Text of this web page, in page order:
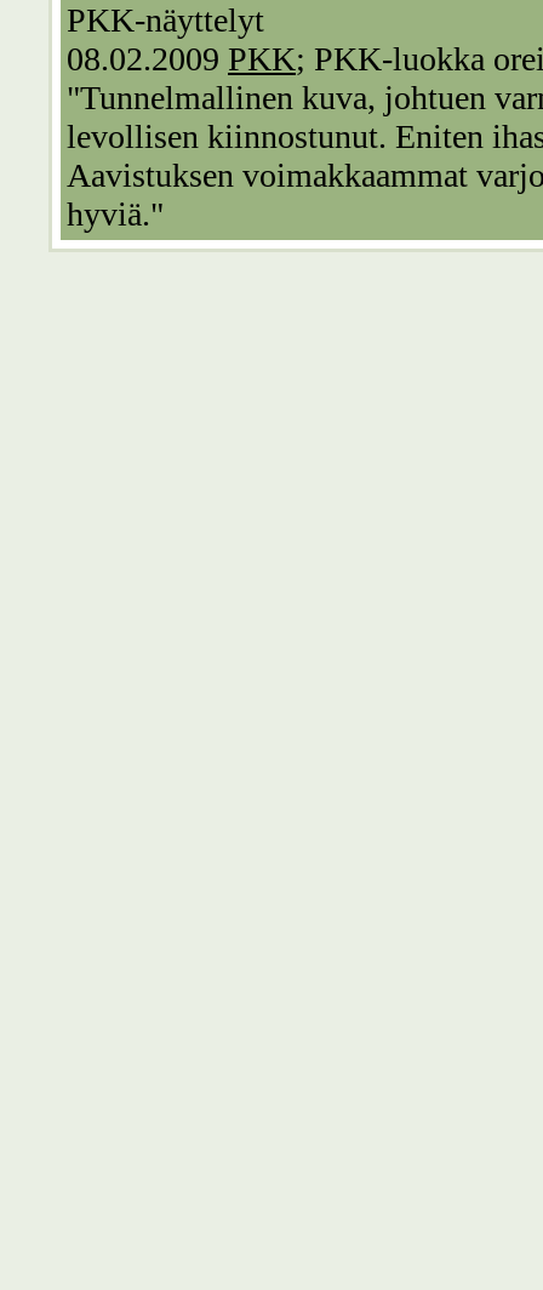
PKK-näyttelyt
08.02.2009 PKK; PKK-luokka
"Tunnelmallinen kuva, johtuen
levollisen kiinnostunut. Eniten
Aavistuksen voimakkaammat
hyviä."